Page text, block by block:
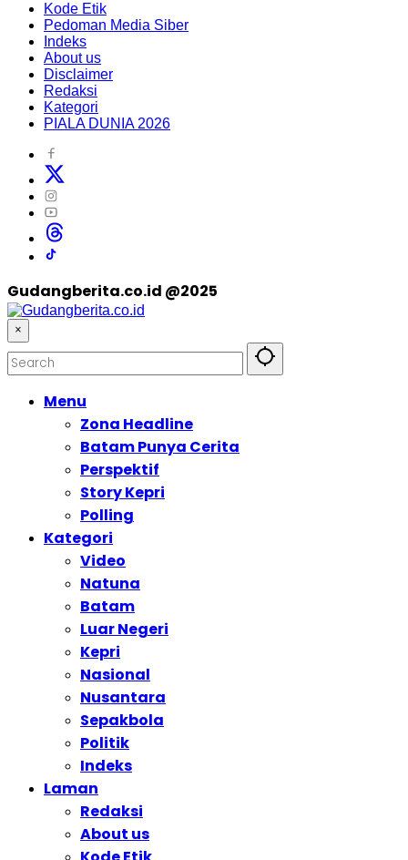
Kode Etik
Pedoman Media Siber
Indeks
About us
Disclaimer
Redaksi
Kategori
PIALA DUNIA 2026
Gudangberita.co.id @2025
×
Menu
Zona Headline
Batam Punya Cerita
Perspektif
Story Kepri
Polling
Kategori
Video
Natuna
Batam
Luar Negeri
Kepri
Nasional
Nusantara
Sepakbola
Politik
Indeks
Laman
Redaksi
About us